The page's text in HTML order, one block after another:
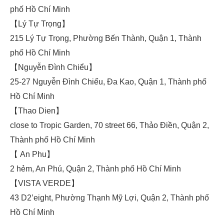
phố Hồ Chí Minh
【Lý Tự Trọng】
215 Lý Tự Trọng, Phường Bến Thành, Quận 1, Thành
phố Hồ Chí Minh
【Nguyễn Đình Chiểu】
25-27 Nguyễn Đình Chiểu, Đa Kao, Quận 1, Thành phố
Hồ Chí Minh
【Thao Dien】
close to Tropic Garden, 70 street 66, Thảo Điền, Quận 2,
Thành phố Hồ Chí Minh
【 An Phu】
2 hẻm, An Phú, Quận 2, Thành phố Hồ Chí Minh
【VISTA VERDE】
43 D2’eight, Phường Thạnh Mỹ Lợi, Quận 2, Thành phố
Hồ Chí Minh